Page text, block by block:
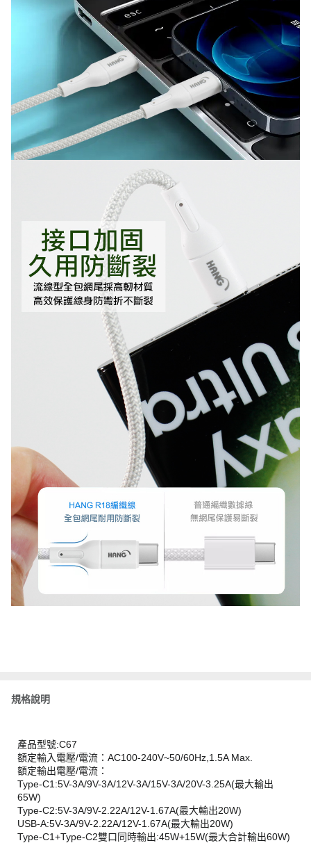
規格說明
產品型號:C67
額定輸入電壓/電流：AC100-240V~50/60Hz,1.5A Max.
額定輸出電壓/電流：
Type-C1:5V-3A/9V-3A/12V-3A/15V-3A/20V-3.25A(最大輸出
65W)
Type-C2:5V-3A/9V-2.22A/12V-1.67A(最大輸出20W)
USB-A:5V-3A/9V-2.22A/12V-1.67A(最大輸出20W)
Type-C1+Type-C2雙口同時輸出:45W+15W(最大合計輸出60W)